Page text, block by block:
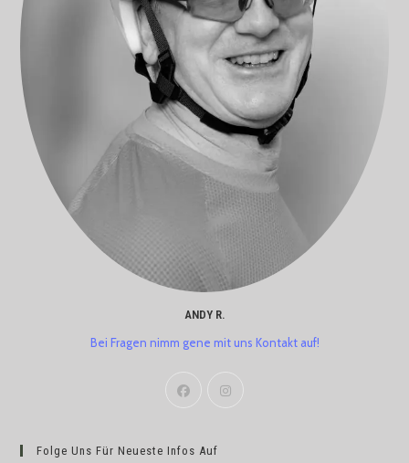
ANDY R.
Bei Fragen nimm gene mit uns Kontakt auf!
Folge Uns Für Neueste Infos Auf